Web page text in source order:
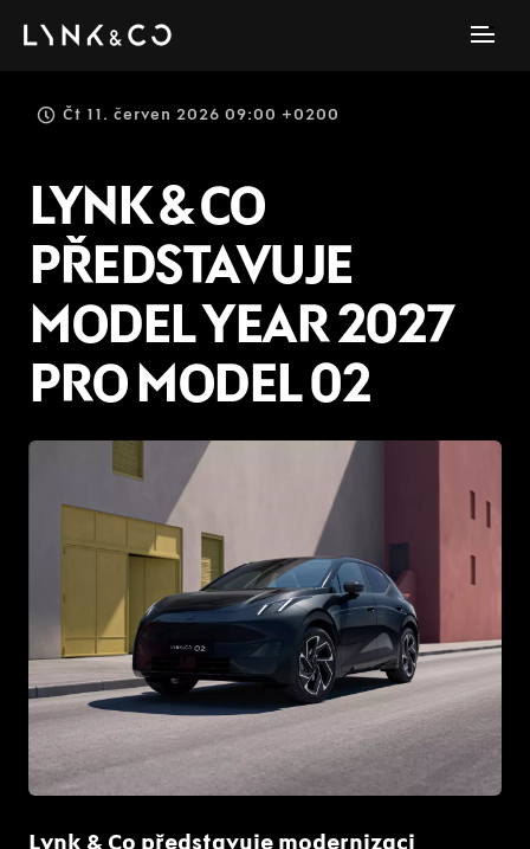
Čt 11. červen 2026 09:00 +0200
LYNK & CO
PŘEDSTAVUJE
MODEL YEAR 2027
PRO MODEL 02
PNG
Lynk & Co představuje modernizaci